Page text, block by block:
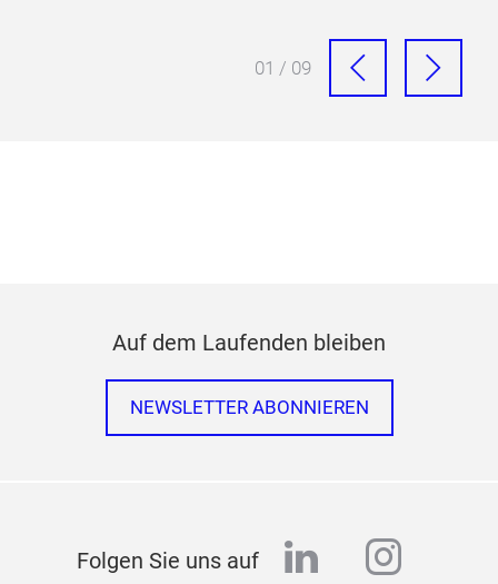
01 / 09
Auf dem Laufenden bleiben
NEWSLETTER ABONNIEREN
Folgen Sie uns auf linkedin